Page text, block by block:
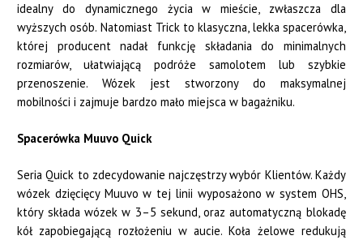
idealny do dynamicznego życia w mieście, zwłaszcza dla
wyższych osób. Natomiast Trick to klasyczna, lekka spacerówka,
której producent nadał funkcję składania do minimalnych
rozmiarów, ułatwiającą podróże samolotem lub szybkie
przenoszenie. Wózek jest stworzony do maksymalnej
mobilności i zajmuje bardzo mało miejsca w bagażniku.
Spacerówka Muuvo Quick
Seria Quick to zdecydowanie najczęstrzy wybór Klientów. Każdy
wózek dzięcięcy Muuvo w tej linii wyposażono w system OHS,
który składa wózek w 3–5 sekund, oraz automatyczną blokadę
kół zapobiegającą rozłożeniu w aucie. Koła żelowe redukują